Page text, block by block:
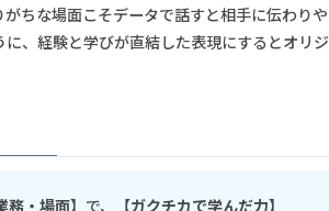
ちな場面こそデータで話すと相手に伝わりや
、経験と学びが直結した表現にするとオリジ
務・場面】 で、
【ガクチカで学んだ力】